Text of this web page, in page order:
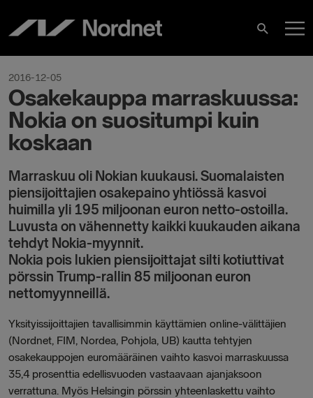
content
Search
2016-12-05
Osakekauppa marraskuussa:
Nokia on suositumpi kuin
koskaan
Marraskuu oli Nokian kuukausi. Suomalaisten
piensijoittajien osakepaino yhtiössä kasvoi
huimilla yli 195 miljoonan euron netto-ostoilla.
Luvusta on vähennetty kaikki kuukauden aikana
tehdyt Nokia-myynnit.
Nokia pois lukien piensijoittajat silti kotiuttivat
pörssin Trump-rallin 85 miljoonan euron
nettomyynneillä.
Yksityissijoittajien tavallisimmin käyttämien online-välittäjien
(Nordnet, FIM, Nordea, Pohjola, UB) kautta tehtyjen
osakekauppojen euromääräinen vaihto kasvoi marraskuussa
35,4 prosenttia edellisvuoden vastaavaan ajanjaksoon
verrattuna. Myös Helsingin pörssin yhteenlaskettu vaihto